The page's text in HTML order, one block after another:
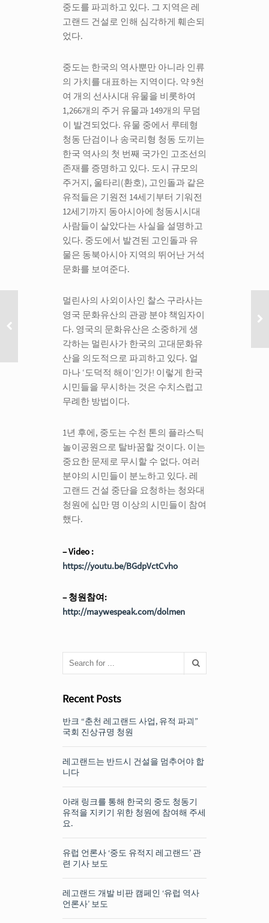
중도를 파괴하고 있다. 그 지역은 레
고랜드 건설로 인해 심각하게 훼손되
었다.
중도는 한국의 역사뿐만 아니라 인류
의 가치를 대표하는 지역이다. 약 9천
여 개의 선사시대 유물을 비롯하여
1,266개의 주거 유물과 149개의 무덤
이 발견되었다. 유물 중에서 루테형
청동 단검이나 송국리형 청동 도끼는
한국 역사의 첫 번째 국가인 고조선의
존재를 증명하고 있다. 도시 규모의
주거지, 울타리(환호), 고인돌과 같은
유적들은 기원전 14세기부터 기워전
12세기까지 동아시아에 청동시시대
사람들이 살았다는 사실을 설명하고
있다. 중도에서 발견된 고인돌과 유
물은 동북아시아 지역의 뛰어난 거석
문화를 보여준다.
멀린사의 사외이사인 찰스 구라사는
영국 문화유산의 관광 분야 책임자이
다. 영국의 문화유산은 소중하게 생
각하는 멀린사가 한국의 고대문화유
산을 의도적으로 파괴하고 있다. 얼
마나 ‘도덕적 해이’인가! 이렇게 한국
시민들을 무시하는 것은 수치스럽고
무례한 방법이다.
1년 후에, 중도는 수천 톤의 플라스틱
놀이공원으로 탈바꿈할 것이다. 이는
중요한 문제로 무시할 수 없다. 여러
분야의 시민들이 분노하고 있다. 레
고랜드 건설 중단을 요청하는 청와대
청원에 십만 명 이상의 시민들이 참여
했다.
– Video :
https://youtu.be/BGdpVctCvho
– 청원참여:
http://maywespeak.com/dolmen
Recent Posts
반크 “춘천 레고랜드 사업, 유적 파괴”
국회 진상규명 청원
레고랜드는 반드시 건설을 멈추어야 합
니다
아래 링크를 통해 한국의 중도 청동기
유적을 지키기 위한 청원에 참여해 주세
요.
유럽 언론사 ‘중도 유적지 레고랜드’ 관
련 기사 보도
레고랜드 개발 비판 캠페인 ‘유럽 역사
언론사’ 보도